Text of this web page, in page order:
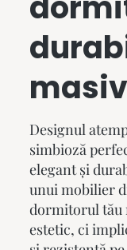
masiv
Designul
simbioză
elegant și
unui mobilier
dormitorul tău
estetic, ci